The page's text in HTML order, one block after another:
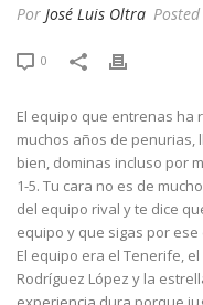
Por José Luis Oltra Posted
0
El equipo que entrenas ha
muchos años de penurias,
bien, dominas incluso por
1-5. Tu cara no es de
del equipo rival y te dice
equipo y que sigas por
El equipo era el Tenerife,
Rodríguez López y la